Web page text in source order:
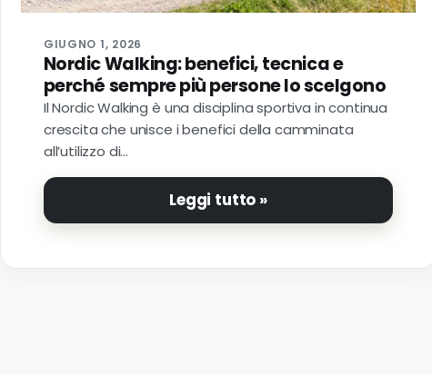
GIUGNO 1, 2026
Nordic Walking: benefici, tecnica e
perché sempre più persone lo scelgono
Il Nordic Walking è una disciplina sportiva in continua
crescita che unisce i benefici della camminata
all’utilizzo di…
Leggi tutto »